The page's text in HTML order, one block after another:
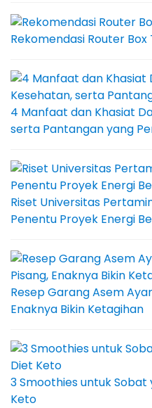
Rekomendasi Router
4 Manfaat dan Khasiat
serta Pantangan yang
Riset Universitas
Penentu Proyek Energi
Resep Garang Asem
Enaknya Bikin Ketagihan
3 Smoothies untuk Sobat
Keto